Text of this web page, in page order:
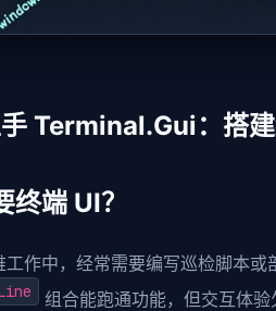
Terminal.Gui：搭
终端 UI？
工作中，经常需要编写巡检脚本或
组合能跑通功能，但交互体